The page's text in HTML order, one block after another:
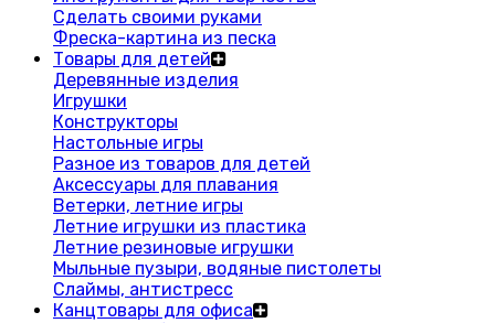
Сделать своими руками
Фреска-картина из песка
Товары для детей
Деревянные изделия
Игрушки
Конструкторы
Настольные игры
Разное из товаров для детей
Аксессуары для плавания
Ветерки, летние игры
Летние игрушки из пластика
Летние резиновые игрушки
Мыльные пузыри, водяные пистолеты
Слаймы, антистресс
Канцтовары для офиса